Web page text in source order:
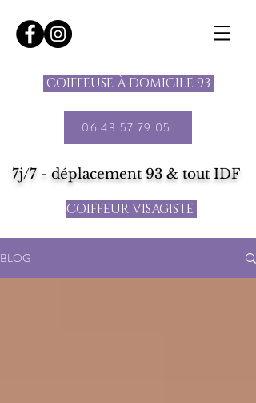
COIFFEUSE À DOMICILE 93
06 43 57 79 05
7j/7 - déplacement 93 & tout IDF
COIFFEUR VISAGISTE
BLOG